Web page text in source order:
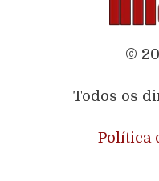
©
Todos os
Política